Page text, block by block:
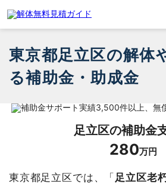
東京都足立区の解体
る補助金・助成金
足立区の補助金
280万円
東京都足立区では、「 足立区老